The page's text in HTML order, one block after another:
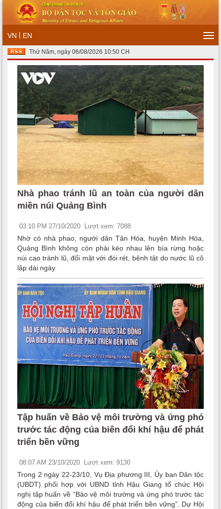
VN | EN
Thứ Năm, ngày 06/08/2026 10:50 CH
Nhà phao tránh lũ an toàn của người dân
miền núi Quảng Bình
03:10 PM 27/10/2020 Lượt xem: 7088
Nhờ có nhà phao, người dân Tân Hóa, huyện Minh Hóa,
Quảng Bình không còn phải kéo nhau lên bìa rừng hoặc
núi cao tránh lũ, đối mặt với đói rét, bệnh tật do nước lũ cô
lập dài ngày.
Tập huấn về Bảo vệ môi trường và ứng phó
trước tác động của biến đổi khí hậu để phát
triển bền vững
08:07 AM 23/10/2020 Lượt xem: 9130
Trong 2 ngày 22-23/10, Vụ Địa phương III, Ủy ban Dân tộc
(UBDT) phối hợp với UBND tỉnh Hậu Giang tổ chức Hội
nghị tập huấn về “Bảo vệ môi trường và ứng phó trước tác
động của biến đổi khí hậu để phát triển bền vững”. Dự Hội